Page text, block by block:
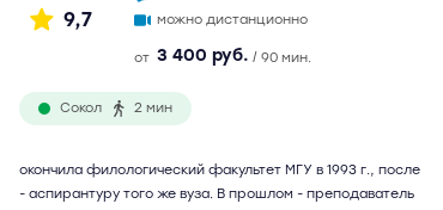
9,7
можно дистанционно
от 3 400 руб. / 90 мин.
Сокол 2 мин
окончила филологический факультет МГУ в 1993 г., после
- аспирантуру того же вуза. В прошлом - преподаватель